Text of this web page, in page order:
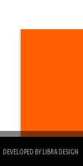
DEVELOPED BY LIBRA DESIGN